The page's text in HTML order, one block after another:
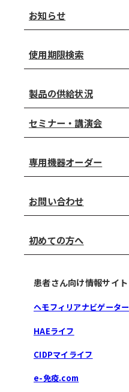
お知らせ
使用期限検索
製品の供給状況
セミナー・講演会
専用機器オーダー
お問い合わせ
初めての方へ
患者さん向け情報サイト
ヘモフィリアナビゲーター
HAEライフ
CIDPマイライフ
e-免疫.com